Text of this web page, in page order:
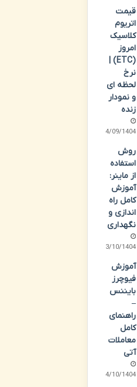
قیمت
اتریوم
کلاسیک
امروز
(ETC) |
نرخ
لحظه ای
و نمودار
زنده
14/09/1404
روش
استفاده
از ماینر:
آموزش
کامل راه
اندازی و
نگهداری
13/10/1404
آموزش
فیوچرز
بایننس
–
راهنمای
کامل
معاملات
آتی
14/10/1404